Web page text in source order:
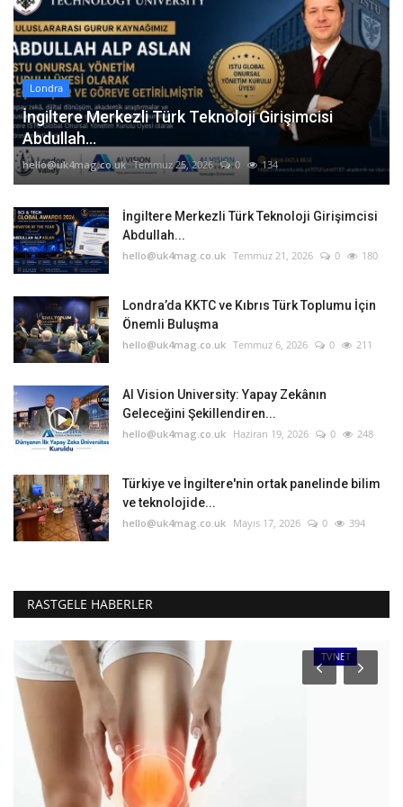
Londra
İngiltere Merkezli Türk Teknoloji Girişimcisi
Abdullah...
hello@uk4mag.co.uk Temmuz 25, 2026 0 134
İngiltere Merkezli Türk Teknoloji Girişimcisi
Abdullah...
hello@uk4mag.co.uk Temmuz 21, 2026 0 180
Londra’da KKTC ve Kıbrıs Türk Toplumu İçin
Önemli Buluşma
hello@uk4mag.co.uk Temmuz 6, 2026 0 211
AI Vision University: Yapay Zekânın
Geleceğini Şekillendiren...
hello@uk4mag.co.uk Haziran 19, 2026 0 248
Türkiye ve İngiltere'nin ortak panelinde bilim
ve teknolojide...
hello@uk4mag.co.uk Mayıs 17, 2026 0 394
RASTGELE HABERLER
TVNET